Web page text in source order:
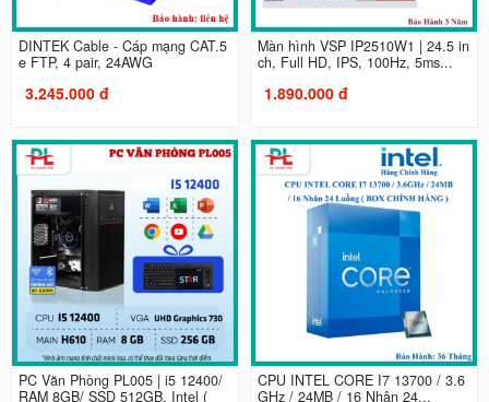
DINTEK Cable - Cáp mạng CAT.5
e FTP, 4 pair, 24AWG
3.245.000 đ
Màn hình VSP IP2510W1 | 24.5 in
ch, Full HD, IPS, 100Hz, 5ms...
1.890.000 đ
PC Văn Phòng PL005 | i5 12400/
RAM 8GB/ SSD 512GB, Intel (
CPU INTEL CORE I7 13700 / 3.6
GHz / 24MB / 16 Nhân 24...